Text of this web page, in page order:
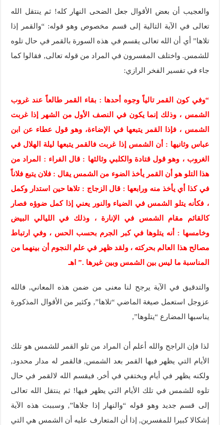
والعجيب أن بعض الأقوال جعل الضحى النهار كله! ثم ينتقل الله
تعالى في الآية التالية إلى قسم مخصوص وهو قوله: “والقمر إذا
تلاها” أي أن الله تعالى يقسم في هذه السورة بالقمر في حال تلوه
للشمس. واختلف المفسرون في المراد من قوله تعالى, فقالوا كما
جاء في تفسير الفخر الرازي:
“وفي كون القمر تالياً وجوه أحدها : بقاء القمر طالعاً عند غروب
الشمس ، وذلك إنما يكون في النصف الأول من الشهر إذا غربت
الشمس ، فإذا القمر يتبعها في الإضاءة، وهو قول عطاء عن ابن
عباس وثانيها : أن الشمس إذا غربت فالقمر يتبعها ليلة الهلال في
الغروب ، وهو قول قتادة والكلبي وثالثها : قال الفراء : المراد من
هذا التلو هو أن القمر يأخذ الضوء من الشمس يقال : فلان يتبع فلاناً
في كذا أي يأخذ منه ورابعها : قال الزجاج : تلاها حين استدار وكمل
، فكأنه يتلو الشمس في الضياء والنور يعني إذا كمل ضوؤه فصار
كالقائم مقام الشمس في الإنارة ، وذلك في الليالي البيض
وخامسها : أنه يتلوها في كبر الجرم بحسب الحس ، وفي ارتباط
مصالح هذا العالم بحركته ، ولقد ظهر في علم النجوم أن بينهما من
المناسبة ما ليس بين الشمس وبين غيرها .” اهـ
والتدقيق في الآية يرجح لنا معنى من ضمن هذه المعاني, فالله
عزوجل استعمل صيغة الماضي “تلاها”, وكثير من الأقوال المذكورة
يناسبها المضارع “يتلوها”,
لذا فإن الراجح والله أعلم أن المراد من تلو القمر للشمس هو تلك
الأيام التي يظهر فيها القمر بعد الشمس, فالقمر له مدار محدود,
ولكنه يظهر في أيام ويختفي في أخر, فيقسم الله لالقمر في حال
تلوه للشمس في تلك الأيام التي يظهر فيها! ثم ينتقل الله تعالى
إلى قسم جديد وهو قوله “والنهار إذا جلاها”, وسببت هذه الآية
إشكالا كبيرا للمفسرين, إذا أن المتعارف عليه أن الشمس هي التي